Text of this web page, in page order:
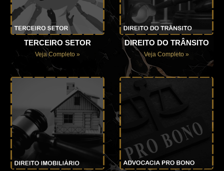
TERCEIRO SETOR
Veja Completo »
DIREITO DO TRÂNSITO
Veja Completo »